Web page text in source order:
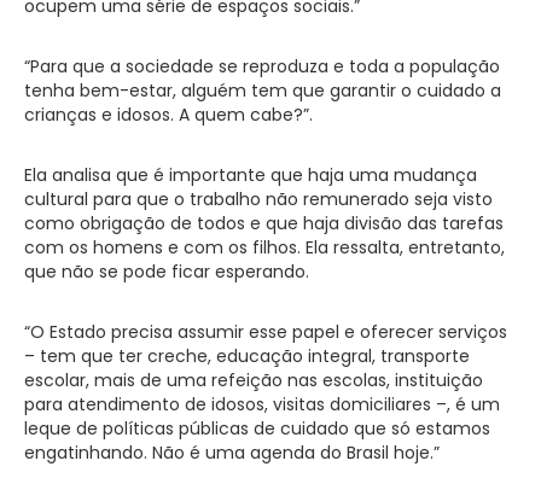
ocupem uma série de espaços sociais.”
“Para que a sociedade se reproduza e toda a população
tenha bem-estar, alguém tem que garantir o cuidado a
crianças e idosos. A quem cabe?”.
Ela analisa que é importante que haja uma mudança
cultural para que o trabalho não remunerado seja visto
como obrigação de todos e que haja divisão das tarefas
com os homens e com os filhos. Ela ressalta, entretanto,
que não se pode ficar esperando.
“O Estado precisa assumir esse papel e oferecer serviços
– tem que ter creche, educação integral, transporte
escolar, mais de uma refeição nas escolas, instituição
para atendimento de idosos, visitas domiciliares –, é um
leque de políticas públicas de cuidado que só estamos
engatinhando. Não é uma agenda do Brasil hoje.”